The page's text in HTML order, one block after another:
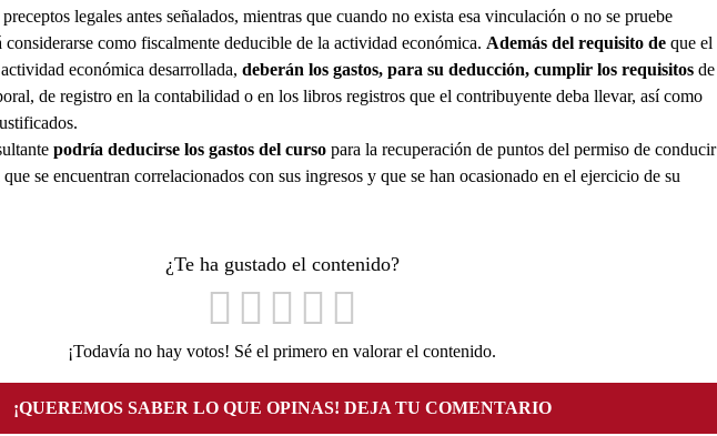
legales antes señalados, mientras que cuando no exista esa vinculación o no se pruebe
como fiscalmente deducible de la actividad económica. Además del requisito de que el
económica desarrollada, deberán los gastos, para su deducción, cumplir los requisitos de
de registro en la contabilidad o en los libros registros que el contribuyente deba llevar, así como
podría deducirse los gastos del curso para la recuperación de puntos del permiso de conducir
que se encuentran correlacionados con sus ingresos y que se han ocasionado en el ejercicio de su
¿Te ha gustado el contenido?
¡Todavía no hay votos! Sé el primero en valorar el contenido.
¡QUEREMOS SABER LO QUE OPINAS! DEJA TU COMENTARIO